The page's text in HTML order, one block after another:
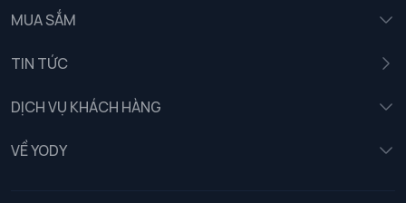
MUA SẮM
TIN TỨC
DỊCH VỤ KHÁCH HÀNG
Chính sách khách hàng thân thiết
VỀ YODY